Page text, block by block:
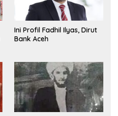
Ini Profil Fadhil Ilyas, Dirut
Bank Aceh